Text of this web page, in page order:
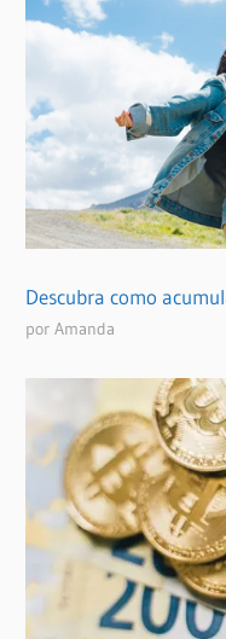
Descubra como
por Amanda